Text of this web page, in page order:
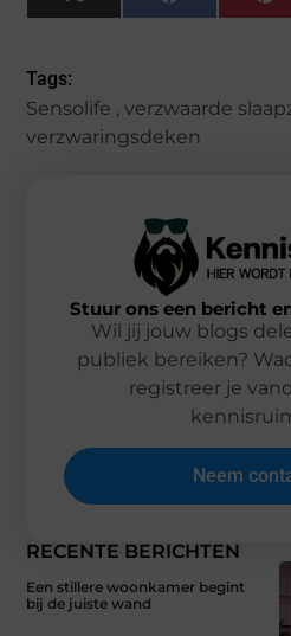
(Twitter)
Tags:
Sensolife ,verzwaarde
verzwaringsdeken
RECENTE BERICHTEN
Een stillere woonkamer begint
bij de juiste wand
Stuur ons een bericht
Wil jij jouw blogs
publiek bereiken?
registreer je
Neem